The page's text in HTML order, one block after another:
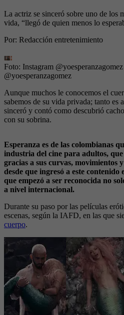
La actriz se sinceró sobre uno de los
vida, “llegó de quien menos lo
Por: Redacción entretenimiento
Foto: Instagram @yoesperanzagomez
@yoesperanzagomez
Aunque muchos le conocemos el
sabemos de su vida privada; tanto es
sinceró y contó como descubrió
con su sobrina.
Esperanza es de las colombianas
industria del cine para adultos,
gracias a sus curvas, movimientos
desde que ingresó a este contenido
que empezó a ser reconocida no
a nivel internacional.
Durante su paso por las películas
escenas, según la IAFD, en las que
cuerpo.